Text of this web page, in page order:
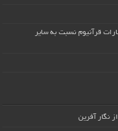
قرآنیوم نسبت به سایر
نگار آفرین